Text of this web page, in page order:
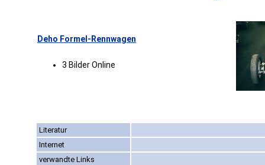
Deho Formel-Rennwagen
3 Bilder Online
Literatur
Internet
verwandte Links